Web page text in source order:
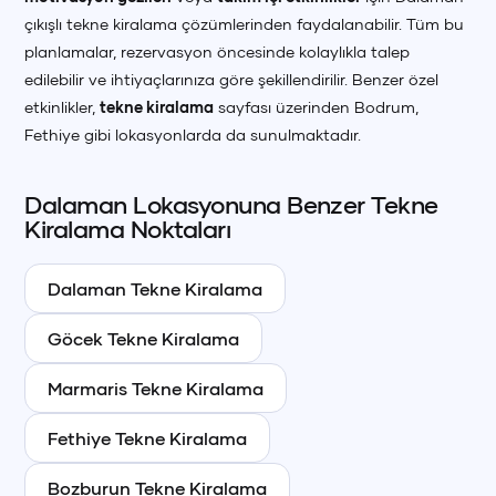
çıkışlı tekne kiralama çözümlerinden faydalanabilir. Tüm bu
planlamalar, rezervasyon öncesinde kolaylıkla talep
edilebilir ve ihtiyaçlarınıza göre şekillendirilir. Benzer özel
etkinlikler,tekne kiralama sayfası üzerinden Bodrum,
Fethiye gibi lokasyonlarda da sunulmaktadır.
Dalaman Lokasyonuna BenzerTekne
Kiralama Noktaları
Dalaman Tekne Kiralama
Göcek Tekne Kiralama
Marmaris Tekne Kiralama
Fethiye Tekne Kiralama
Bozburun Tekne Kiralama